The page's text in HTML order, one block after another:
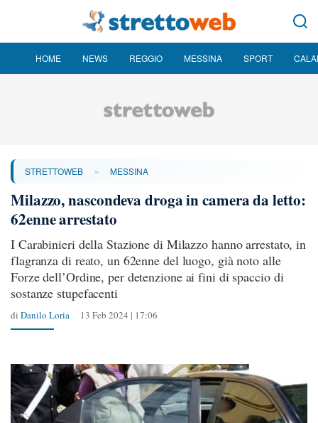
HOME NEWS REGGIO MESSINA SPORT
STRETTOWEB » MESSINA
Milazzo, nascondeva droga in camera da letto:
62enne arrestato
I Carabinieri della Stazione di Milazzo hanno arrestato, in
flagranza di reato, un 62enne del luogo, già noto alle
Forze dell’Ordine, per detenzione ai fini di spaccio di
sostanze stupefacenti
di Danilo Loria 13 Feb 2024 | 17:06